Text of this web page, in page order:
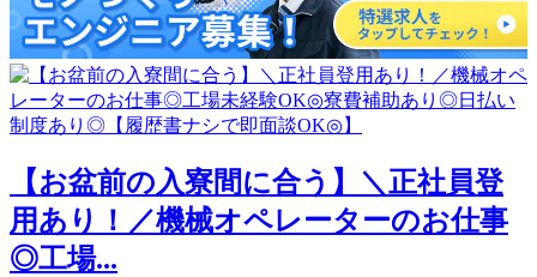
【お盆前の入寮間に合う】＼正社員登
用あり！／機械オペレーターのお仕事
◎工場...